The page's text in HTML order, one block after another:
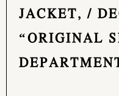
JACKET, /
“ORIGINAL